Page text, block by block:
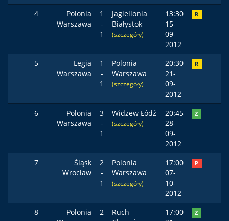
4
Polonia
Warszawa
1
-
1
Jagiellonia
Białystok
(szczegóły)
13:30
15-
09-
2012
R
5
Legia
Warszawa
1
-
1
Polonia
Warszawa
(szczegóły)
20:30
21-
09-
2012
R
6
Polonia
Warszawa
3
-
1
Widzew Łódź
(szczegóły)
20:45
28-
09-
2012
Z
7
Śląsk
Wrocław
2
-
1
Polonia
Warszawa
(szczegóły)
17:00
07-
10-
2012
P
8
Polonia
2
Ruch
17:00
Z